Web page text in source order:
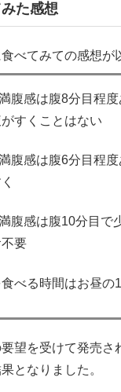
た感想
べてみての感想が
腹感は腹8分目程
すくことはない
腹感は腹6分目程
腹感は腹10分目で
要
べる時間はお昼の
望を受けて発売さ
となりました。